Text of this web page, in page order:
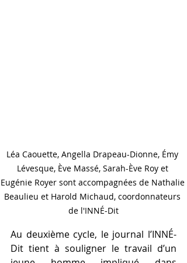
Léa Caouette, Angella Drapeau-Dionne, Émy
Lévesque, Ève Massé, Sarah-Ève Roy et
Eugénie Royer sont accompagnées de Nathalie
Beaulieu et Harold Michaud, coordonnateurs
de l'INNÉ-Dit
Au deuxième cycle, le journal l’INNÉ-
Dit tient à souligner le travail d’un